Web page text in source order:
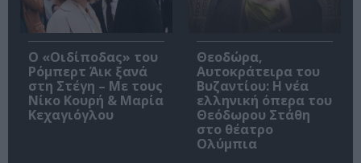
O «Οιδίποδας» του
Ρόμπερτ Άικ ξανά
στη Στέγη – Με τους
Νίκο Κουρή & Μαρία
Κεχαγιόγλου
Θεοδώρα,
Αυτοκράτειρα του
Βυζαντίου: Η νέα
ελληνική όπερα του
Θεόδωρου Στάθη
στο θέατρο
Ολύμπια